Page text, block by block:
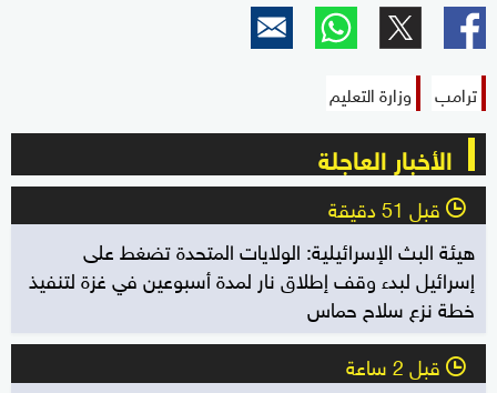
ترامب وزارة التعليم
الأخبار العاجلة
l قبل 51 دقيقة
هيئة البث الإسرائيلية: الولايات المتحدة تضغط على
إسرائيل لبدء وقف إطلاق نار لمدة أسبوعين في غزة لتنفيذ
خطة نزع سلاح حماس
l قبل 2 ساعة